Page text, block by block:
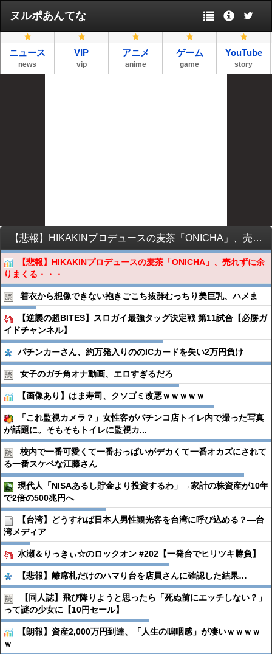
ヌルポあんてな
ニュース
news
VIP
vip
アニメ
anime
ゲーム
game
YouTube
story
【悲報】HIKAKINプロデュースの麦茶「ONICHA」、売れずに余りまくる・・・
【悲報】HIKAKINプロデュースの麦茶「ONICHA」、売れずに余
りまくる・・・
着衣から想像できない抱きごこち抜群むっちり美巨乳、ハメま
【逆襲の超BITES】スロガイ最強タッグ決定戦 第11試合【必勝ガ
イドチャンネル】
パチンカーさん、約万発入りののICカードを失い2万円負け
女子のガチ角オナ動画、エロすぎるだろ
【画像あり】はま寿司、クソゴミ改悪ｗｗｗｗｗ
「これ監視カメラ？」女性客がパチンコ店トイレ内で撮った写真
が話題に。そもそもトイレに監視カ...
校内で一番可愛くて一番おっぱいがデカくて一番オカズにされて
る一番スケベな江藤さん
現代人「NISAあるし貯金より投資するわ」→家計の株資産が10年
で2倍の500兆円へ
【台湾】どうすれば日本人男性観光客を台湾に呼び込める？―台
湾メディア
水瀬＆りっきぃ☆のロックオン #202【一発台でヒリツキ勝負】
【悲報】離席札だけのハマり台を店員さんに確認した結果…
【同人誌】飛び降りようと思ったら「死ぬ前にエッチしない？」
って謎の少女に【10円セール】
【朗報】資産2,000万円到達、「人生の嗚咽感」が凄いｗｗｗｗ
ｗ